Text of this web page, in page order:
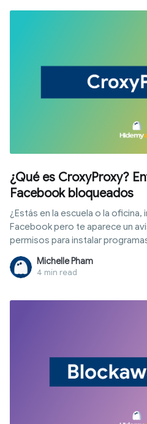
¿Qué es CroxyProxy?
Facebook bloqueados
¿Estás en la escuela o la
Facebook pero te aparece un
permisos para instalar
de proxy web que te permite
directamente desde el
artículo te guiará paso a paso
Michelle Pham
4 min read